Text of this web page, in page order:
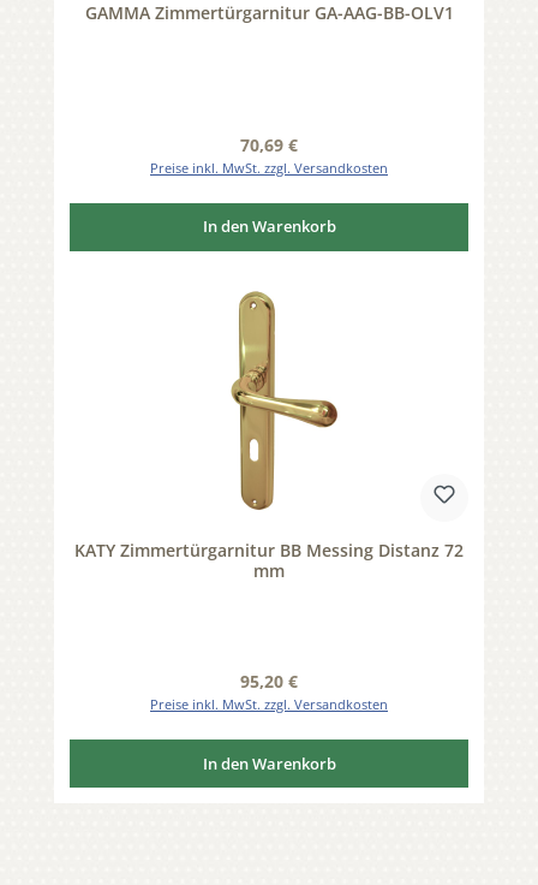
GAMMA Zimmertürgarnitur GA-AAG-BB-OLV1
Regulärer Preis:
70,69 €
Preise inkl. MwSt. zzgl. Versandkosten
In den Warenkorb
KATY Zimmertürgarnitur BB Messing Distanz 72
mm
Regulärer Preis:
95,20 €
Preise inkl. MwSt. zzgl. Versandkosten
In den Warenkorb